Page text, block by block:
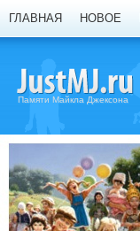
ГЛАВНАЯ НОВОЕ
Памяти Майкла Джексона